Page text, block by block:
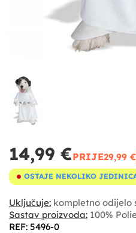
14,99 €PRIJE29,99 €
OSTAJE NEKOLIKO
Uključuje: kompletno odijelo
Sastav proizvoda: 100%
REF: 5496-0